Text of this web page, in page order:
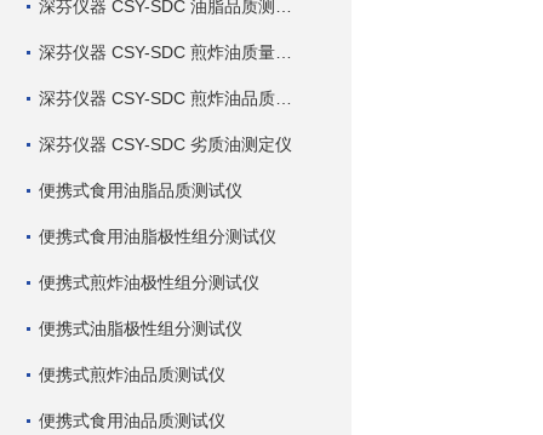
深芬仪器 CSY-SDC 劣质油测定仪
便携式食用油脂品质测试仪
便携式食用油脂极性组分测试仪
便携式煎炸油极性组分测试仪
便携式油脂极性组分测试仪
便携式煎炸油品质测试仪
便携式食用油品质测试仪